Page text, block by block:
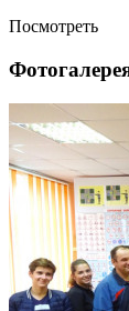
Посмотреть